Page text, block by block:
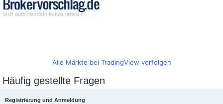
Alle Märkte bei TradingView verfolgen
Häufig gestellte Fragen
Registrierung und Anmeldung